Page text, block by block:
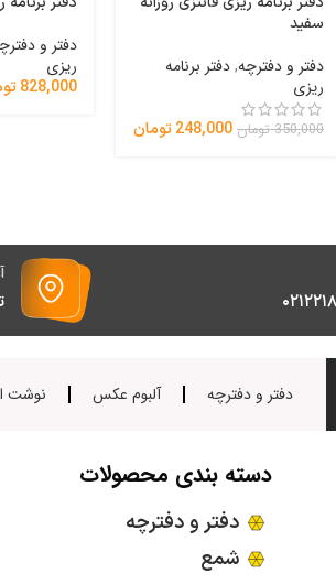
سفید
دفتر و دفترچه,دفتر برنامه
ریزی
350,000 تومان 248,000تومان
دفتر و
ریزی
828,000
دفتر و دفترچه آلبوم عکس نوشت
دسته بندی محصولات
دفتر و دفترچه
شمع